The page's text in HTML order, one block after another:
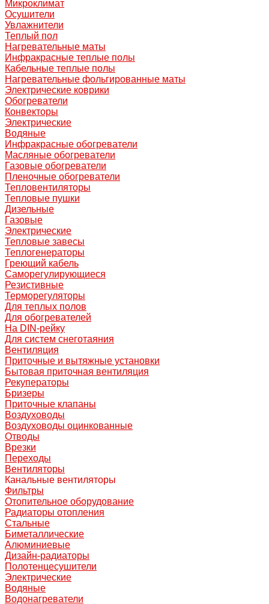
Микроклимат
Осушители
Увлажнители
Теплый пол
Нагревательные маты
Инфракрасные теплые полы
Кабельные теплые полы
Нагревательные фольгированные маты
Электрические коврики
Обогреватели
Конвекторы
Электрические
Водяные
Инфракрасные обогреватели
Масляные обогреватели
Газовые обогреватели
Пленочные обогреватели
Тепловентиляторы
Тепловые пушки
Дизельные
Газовые
Электрические
Тепловые завесы
Теплогенераторы
Греющий кабель
Саморегулирующиеся
Резистивные
Терморегуляторы
Для теплых полов
Для обогревателей
На DIN-рейку
Для систем снеготаяния
Вентиляция
Приточные и вытяжные установки
Бытовая приточная вентиляция
Рекуператоры
Бризеры
Приточные клапаны
Воздуховоды
Воздуховоды оцинкованные
Отводы
Врезки
Переходы
Вентиляторы
Канальные вентиляторы
Фильтры
Отопительное оборудование
Радиаторы отопления
Стальные
Биметаллические
Алюминиевые
Дизайн-радиаторы
Полотенцесушители
Электрические
Водяные
Водонагреватели